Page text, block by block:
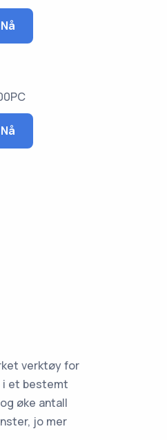
verktøy for
i et bestemt
øke antall
jo mer